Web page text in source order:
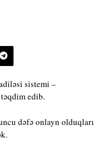
sistemi –
edib.
dəfə onlayn olduqları